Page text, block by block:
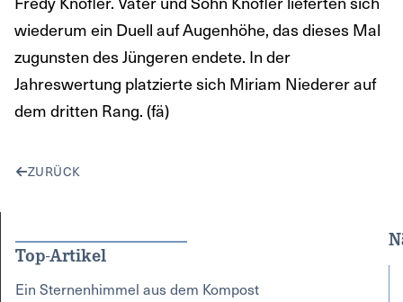
wiederum ein Duell auf Augenhöhe, das dieses Mal
zugunsten des Jüngeren endete. In der
Jahreswertung platzierte sich Miriam Niederer auf
dem dritten Rang. (fä)
ZURÜCK
Top-Artikel
Ein Sternenhimmel aus dem Kompost